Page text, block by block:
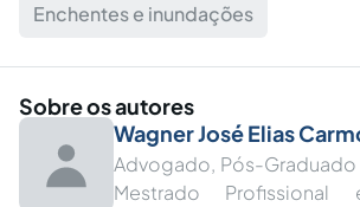
Enchentes e inundações
Sobre os autores
Wagner José Elias
Advogado, Pós-
Mestrado Profissional